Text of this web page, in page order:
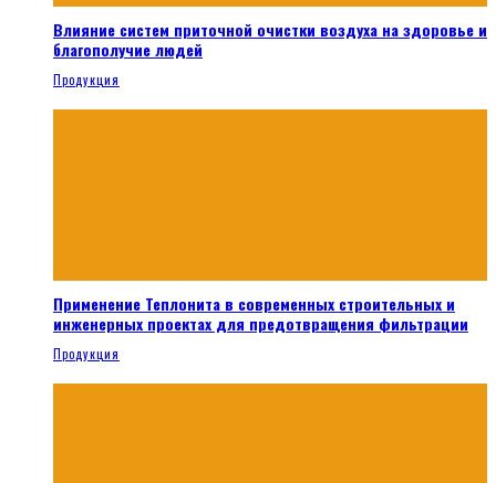
Влияние систем приточной очистки воздуха на здоровье и
благополучие людей
Продукция
Применение Теплонита в современных строительных и
инженерных проектах для предотвращения фильтрации
Продукция